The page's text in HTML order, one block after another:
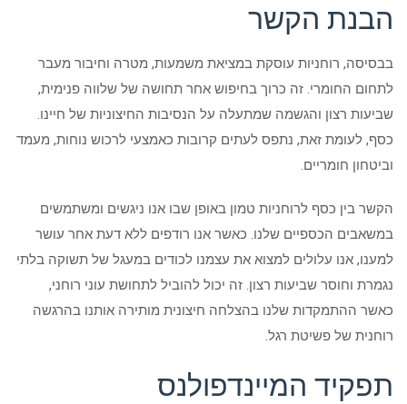
הבנת הקשר
בבסיסה, רוחניות עוסקת במציאת משמעות, מטרה וחיבור מעבר
לתחום החומרי. זה כרוך בחיפוש אחר תחושה של שלווה פנימית,
שביעות רצון והגשמה שמתעלה על הנסיבות החיצוניות של חיינו.
כסף, לעומת זאת, נתפס לעתים קרובות כאמצעי לרכוש נוחות, מעמד
וביטחון חומריים.
הקשר בין כסף לרוחניות טמון באופן שבו אנו ניגשים ומשתמשים
במשאבים הכספיים שלנו. כאשר אנו רודפים ללא דעת אחר עושר
למענו, אנו עלולים למצוא את עצמנו לכודים במעגל של תשוקה בלתי
נגמרת וחוסר שביעות רצון. זה יכול להוביל לתחושת עוני רוחני,
כאשר ההתמקדות שלנו בהצלחה חיצונית מותירה אותנו בהרגשה
רוחנית של פשיטת רגל.
תפקיד המיינדפולנס